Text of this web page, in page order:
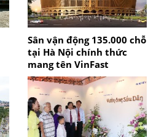
Sân vận động 135.000 chỗ
tại Hà Nội chính thức
mang tên VinFast